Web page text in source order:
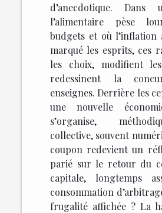
d’anecdotique.
l’alimentaire pèse
budgets et où l’inflation
marqué les esprits, ces
les choix, modifient
redessinent la
enseignes. Derrière les
une nouvelle
s’organise,
collective, souvent
coupon redevient un
parié sur le retour du
capitale, longtemps
consommation
frugalité affichée ? La